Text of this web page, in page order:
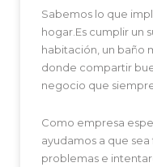
Sabemos lo que
hogar.Es cumplir un
habitación, un baño
donde compartir
negocio que siempre
Como empresa
ayudamos a que
problemas e